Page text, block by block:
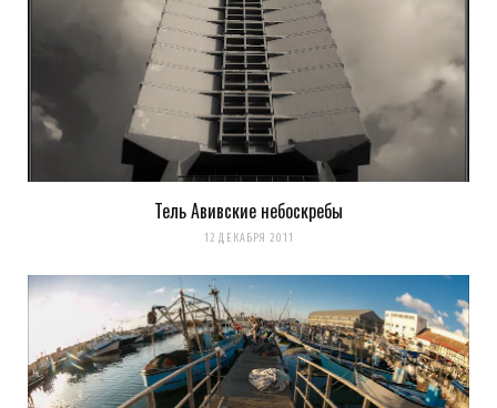
Тель Авивские небоскребы
12 ДЕКАБРЯ 2011